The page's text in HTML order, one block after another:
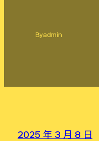
Byadmin
2025 年 3 月 8 日